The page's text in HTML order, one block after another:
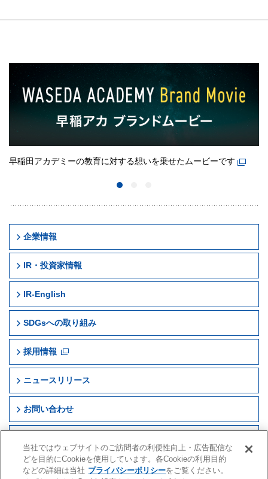
早稲田アカデミーの教育に対する想いを乗せたムービーです
企業情報
IR・投資家情報
早稲アカ早わかり
IRニュース
よくあるご質問
電子公告
IR-English
Company Profile
Operating Results and Financial Information
IR Library
SDGsへの取り組み
採用情報
ニュースリリース
お問い合わせ
当社ではウェブサイトのご訪問者の利便性向上・広告配信な
どを目的にCookieを使用しています。各Cookieの利用目的
などの詳細は当社 プライバシーポリシーをご覧ください。